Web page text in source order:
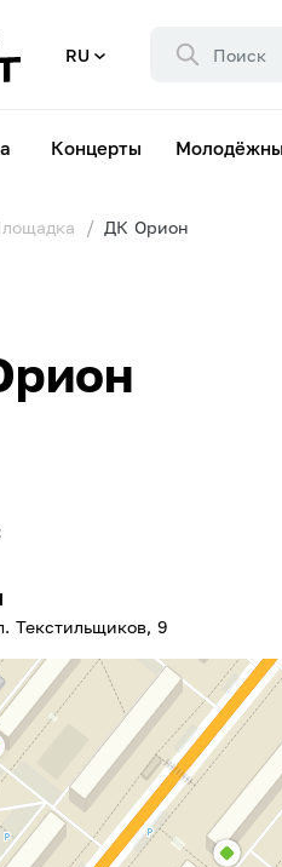
RU
Концерты
ДК Орион
Текстильщиков, 9